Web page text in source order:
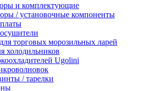
и комплектующие
/ установочные компоненты
торговых морозильных ларей
холодильников
Ugolini
/ тарелки